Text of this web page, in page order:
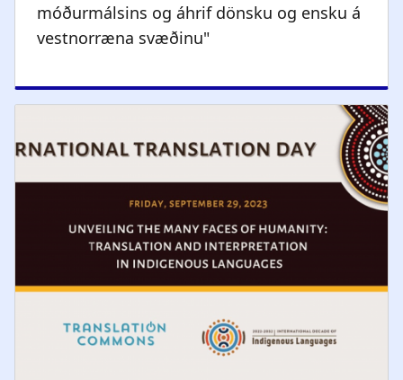
móðurmálsins og áhrif dönsku og ensku á
vestnorræna svæðinu"